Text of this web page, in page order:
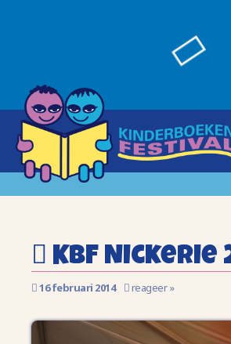
KBF Nickerie
16 februari 2014 reageer »